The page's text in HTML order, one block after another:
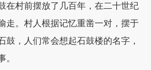
在村前摆放了几百年，在二十世纪
走。村人根据记忆重凿一对，摆于
鼓，人们常会想起石鼓楼的名字，
。